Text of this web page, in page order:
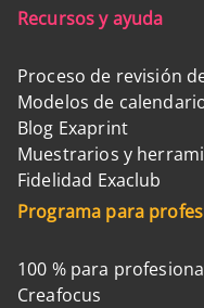
Recursos y ayuda
Proceso de revisión
Modelos de
Blog Exaprint
Muestrarios y
Fidelidad Exaclub
Programa para
100 % para
Creafocus